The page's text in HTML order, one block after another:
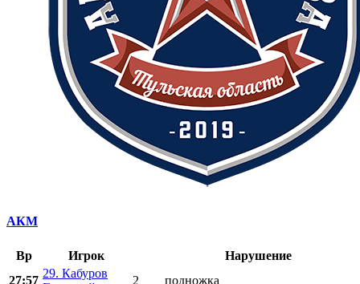
АКМ
Вр Игрок
Нарушение
27:57
29. Кабуров
2 подножка